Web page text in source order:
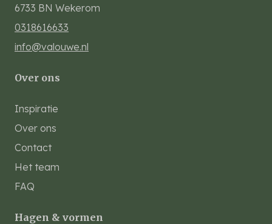
6733 BN Wekerom
0318616633
info@valouwe.nl
Over ons
Inspiratie
Over ons
Contact
Het team
FAQ
Hagen & vormen